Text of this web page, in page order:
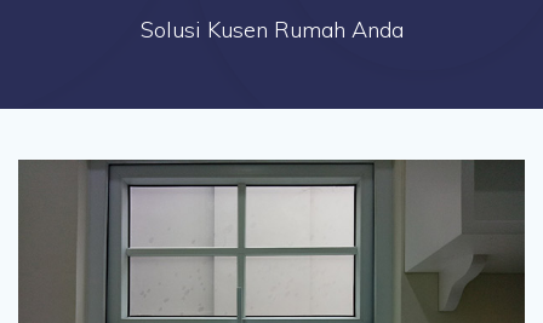
Solusi Kusen Rumah Anda